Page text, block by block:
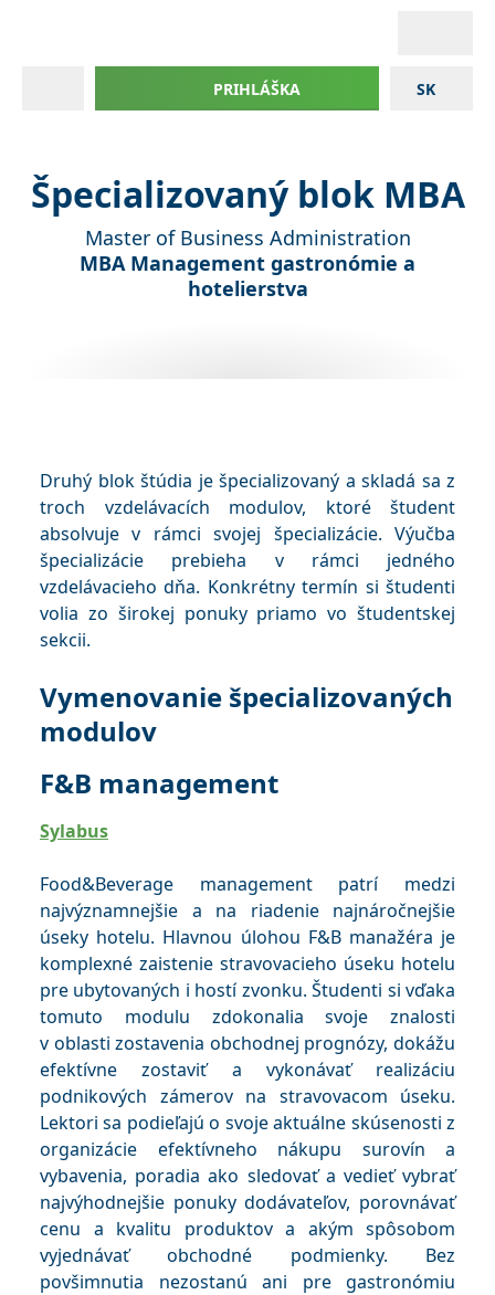
SK
PRIHLÁŠKA
Špecializovaný blok MBA
Master of Business Administration
MBA Management gastronómie a
hotelierstva
Druhý blok štúdia je špecializovaný a skladá sa z
troch vzdelávacích modulov, ktoré študent
absolvuje v rámci svojej špecializácie. Výučba
špecializácie prebieha v rámci jedného
vzdelávacieho dňa. Konkrétny termín si študenti
volia zo širokej ponuky priamo vo študentskej
sekcii.
Vymenovanie špecializovaných
modulov
F&B management
Sylabus
Food&Beverage management patrí medzi
najvýznamnejšie a na riadenie najnáročnejšie
úseky hotelu. Hlavnou úlohou F&B manažéra je
komplexné zaistenie stravovacieho úseku hotelu
pre ubytovaných i hostí zvonku. Študenti si vďaka
tomuto modulu zdokonalia svoje znalosti
v oblasti zostavenia obchodnej prognózy, dokážu
efektívne zostaviť a vykonávať realizáciu
podnikových zámerov na stravovacom úseku.
Lektori sa podieľajú o svoje aktuálne skúsenosti z
organizácie efektívneho nákupu surovín a
vybavenia, poradia ako sledovať a vedieť vybrať
najvýhodnejšie ponuky dodávateľov, porovnávať
cenu a kvalitu produktov a akým spôsobom
vyjednávať obchodné podmienky. Bez
povšimnutia nezostanú ani pre gastronómiu